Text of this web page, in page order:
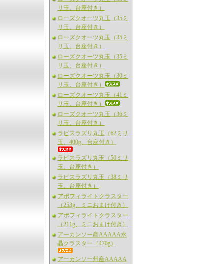
リ玉、台座付き）
ローズクオーツ丸玉（35ミ
リ玉、台座付き）
ローズクオーツ丸玉（35ミ
リ玉、台座付き）
ローズクオーツ丸玉（35ミ
リ玉、台座付き）
ローズクオーツ丸玉（30ミ
リ玉、台座付き）
ローズクオーツ丸玉（41ミ
リ玉、台座付き）
ローズクオーツ丸玉（36ミ
リ玉、台座付き）
ラピスラズリ丸玉（62ミリ
玉、400g、台座付き）
ラピスラズリ丸玉（50ミリ
玉、台座付き）
ラピスラズリ丸玉（38ミリ
玉、台座付き）
アポフィライトクラスター
（253g、ミニおまけ付き）
アポフィライトクラスター
（211g、ミニおまけ付き）
アーカンソー産AAAAA水
晶クラスター（470g）
アーカンソー州産AAAAA